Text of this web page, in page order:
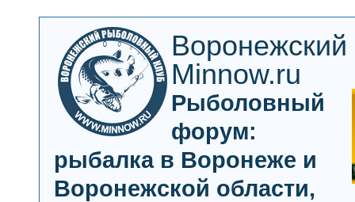
Minnow.ru
Рыболовный
форум:
рыбалка в Воронеже и
Воронежской области,